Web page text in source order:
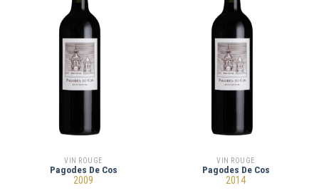
VIN ROUGE
Pagodes De Cos
2009
VIN ROUGE
Pagodes De Cos
2014